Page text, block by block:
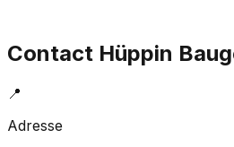
Contact Hüppin
📍
Adresse